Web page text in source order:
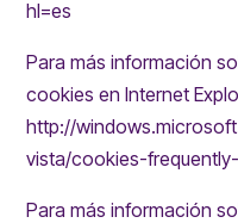
hl=es
Para más información
cookies en Internet
http://
vista/cookies-
Para más información